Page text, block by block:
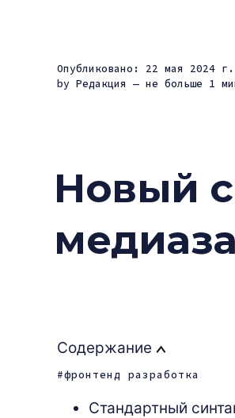
Опубликовано: 22 мая 2024 г.
by Редакция — не больше 1
Новый
Содержание
фронтенд разработка
Стандартный